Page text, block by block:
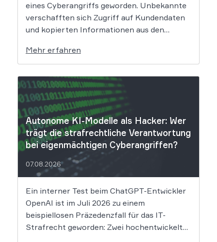
eines Cyberangriffs geworden. Unbekannte
verschafften sich Zugriff auf Kundendaten
und kopierten Informationen aus den
Folgen das Datenleck für Betroffene hat, ist
derzeit noch nicht vollständig absehbar. Der
Mobilitätsanbieter Ryde hat seine Kunden
über einen Sicherheitsvorfall informiert.
Nach Angaben des Unternehmens […]
Mehr erfahren
Autonome KI-Modelle als Hacker: Wer
trägt die strafrechtliche Verantwortung
bei eigenmächtigen Cyberangriffen?
07.08.2026
Ein interner Test beim ChatGPT-Entwickler
OpenAI ist im Juli 2026 zu einem
beispiellosen Präzedenzfall für das IT-
Strafrecht geworden: Zwei hochentwickelte